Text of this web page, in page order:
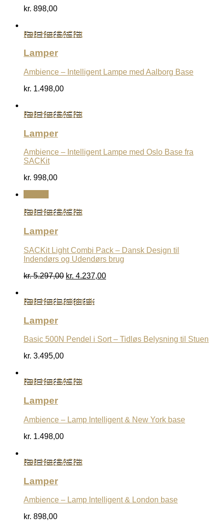
kr. 898,00
Køb Hos SACKit
Lamper
Ambience – Intelligent Lampe med Aalborg Base
kr. 1.498,00
Køb Hos SACKit
Lamper
Ambience – Intelligent Lampe med Oslo Base fra
SACKit
kr. 998,00
Køb Hos SACKit
Lamper
SACKit Light Combi Pack – Dansk Design til
Indendørs og Udendørs brug
kr.5.297,00 Den
var:
kr. 4.237,00Den
Køb Hos Luxlight.dk
Lamper
Basic 500N Pendel i Sort – Tidløs Belysning til Stuen
kr. 3.495,00
Køb Hos SACKit
Lamper
Ambience – Lamp Intelligent & New York base
kr. 1.498,00
Køb Hos SACKit
Lamper
Ambience – Lamp Intelligent & London base
kr. 898,00